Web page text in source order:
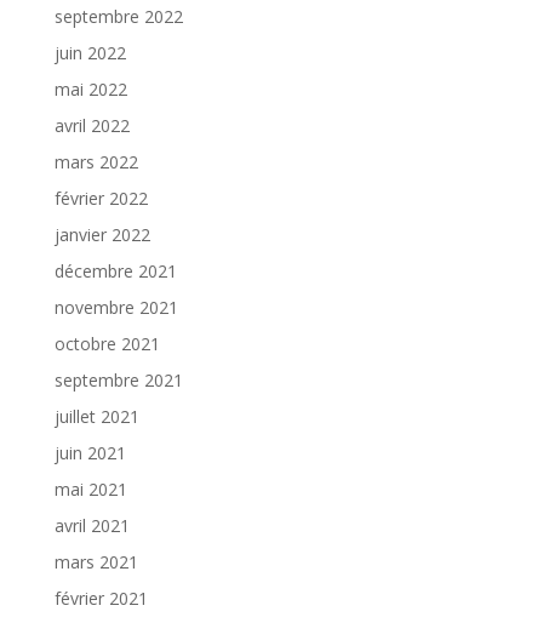
septembre 2022
juin 2022
mai 2022
avril 2022
mars 2022
février 2022
janvier 2022
décembre 2021
novembre 2021
octobre 2021
septembre 2021
juillet 2021
juin 2021
mai 2021
avril 2021
mars 2021
février 2021